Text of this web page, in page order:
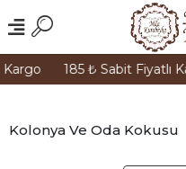
185 ₺ Sabit Fiyatlı
Kolonya Ve Oda Kokusu